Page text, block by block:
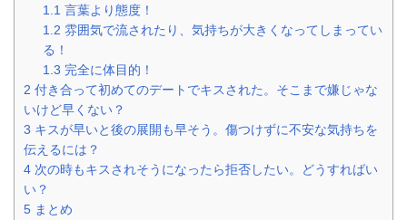
1.1 言葉より態度！
1.2 雰囲気で流されたり、気持ちが大きくなってしまってい
る！
1.3 完全に体目的！
2 付き合って初めてのデートでキスされた。そこまで嫌じゃな
いけど早くない？
3 キスが早いと後の展開も早そう。傷つけずに不安な気持ちを
伝えるには？
4 次の時もキスされそうになったら拒否したい。どうすればい
い？
5 まとめ